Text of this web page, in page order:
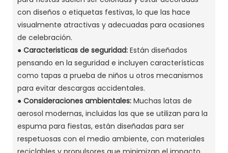
con diseños o etiquetas festivas, lo que las hace
visualmente atractivas y adecuadas para ocasiones
de celebración.
● Caracteristicas de seguridad: Están diseñados
pensando en la seguridad e incluyen características
como tapas a prueba de niños u otros mecanismos
para evitar descargas accidentales.
● Consideraciones ambientales: Muchas latas de
aerosol modernas, incluidas las que se utilizan para la
espuma para fiestas, están diseñadas para ser
respetuosas con el medio ambiente, con materiales